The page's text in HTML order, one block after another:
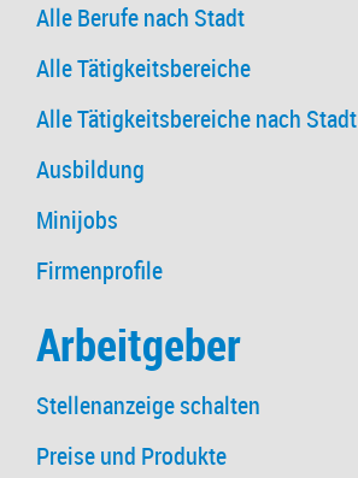
Alle Berufe nach Stadt
Alle Tätigkeitsbereiche
Alle Tätigkeitsbereiche nach Stadt
Ausbildung
Minijobs
Firmenprofile
Arbeitgeber
Stellenanzeige schalten
Preise und Produkte